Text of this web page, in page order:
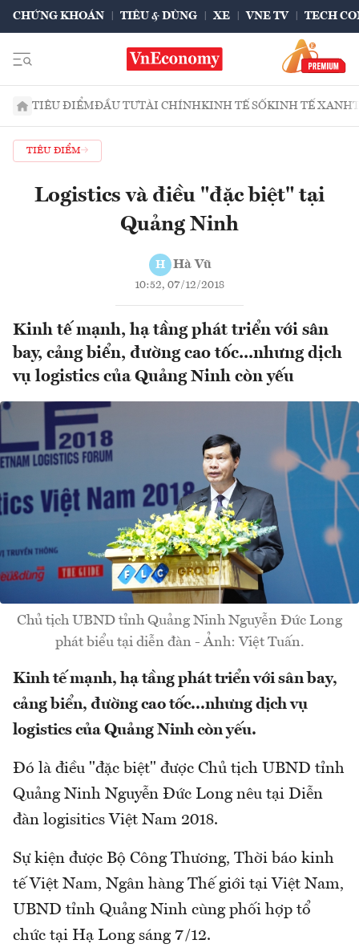
CHỨNG KHOÁN TIÊU & DÙNG XE VNE TV TECH
TIÊU ĐIỂMĐẦU TƯTÀI CHÍNHKINH TẾ SỐKINH TẾ XANH
TIÊU ĐIỂM
Logistics và điều "đặc biệt" tại
Quảng Ninh
H Hà Vũ
10:52, 07/12/2018
Kinh tế mạnh, hạ tầng phát triển với sân
bay, cảng biển, đường cao tốc...nhưng dịch
vụ logistics của Quảng Ninh còn yếu
Chủ tịch UBND tỉnh Quảng Ninh Nguyễn Đức Long
phát biểu tại diễn đàn - Ảnh: Việt Tuấn.
Kinh tế mạnh, hạ tầng phát triển với sân bay,
cảng biển, đường cao tốc...nhưng dịch vụ
logistics của Quảng Ninh còn yếu.
Đó là điều "đặc biệt" được Chủ tịch UBND tỉnh
Quảng Ninh Nguyễn Đức Long nêu tại Diễn
đàn logisitics Việt Nam 2018.
Sự kiện được Bộ Công Thương, Thời báo kinh
tế Việt Nam, Ngân hàng Thế giới tại Việt Nam,
UBND tỉnh Quảng Ninh cùng phối hợp tổ
chức tại Hạ Long sáng 7/12.